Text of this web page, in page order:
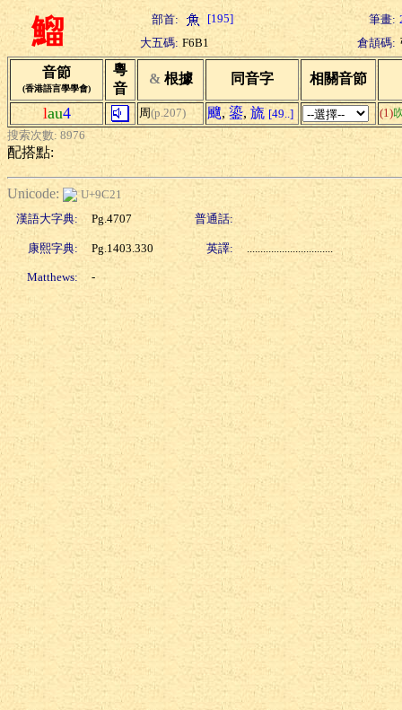
鰡 部首: [195] 筆畫:
大五碼: F6B1 倉頡碼:
音節
(香港語言學學會)
粵
音
& 根據 同音字 相關音節
lau4 周(p.207) 飀, 鎏, 旒 [49..] (1)
搜索次數: 8976
配搭點:
Unicode:
U+9C21
漢語大字典:
Pg.4707 普通話:
康熙字典: Pg.1403.330 英譯: ................................
Matthews: -